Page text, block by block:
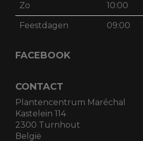
Zo 10:00
Feestdagen 09:00
FACEBOOK
CONTACT
Plantencentrum Maréchal
Kastelein 114
2300 Turnhout
België